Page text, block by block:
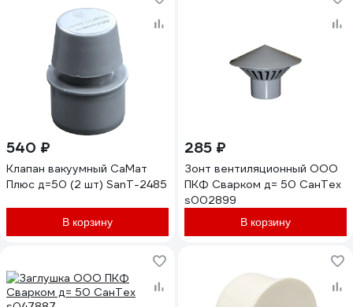
540 ₽
Клапан вакуумный СаМат
Плюс д=50 (2 шт) SanT-2485
В корзину
285 ₽
Зонт вентиляционный ООО
ПКФ Сварком д= 50 СанТех
s002899
В корзину